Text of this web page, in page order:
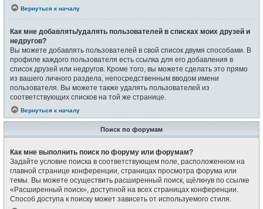
Вернуться к началу
Как мне добавлять/удалять пользователей в списках моих друзей и
недругов?
Вы можете добавлять пользователей в свой список двумя способами. В
профиле каждого пользователя есть ссылка для его добавления в
список друзей или недругов. Кроме того, вы можете сделать это прямо
из вашего личного раздела, непосредственным вводом имени
пользователя. Вы можете также удалять пользователей из
соответствующих списков на той же странице.
Вернуться к началу
Поиск по форумам
Как мне выполнить поиск по форуму или форумам?
Задайте условие поиска в соответствующем поле, расположенном на
главной странице конференции, страницах просмотра форума или
темы. Вы можете осуществить расширенный поиск, щёлкнув по ссылке
«Расширенный поиск», доступной на всех страницах конференции.
Способ доступа к поиску может зависеть от используемого стиля.